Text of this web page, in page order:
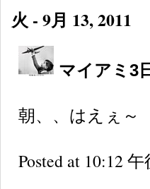
火 - 9月 13, 2011
マイアミ3
朝、、はえぇ～
Posted at 10:12